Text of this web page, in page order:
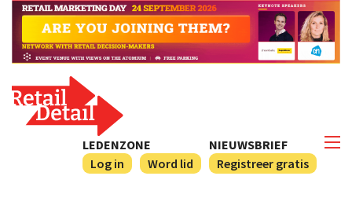
NIEUWSBRIEF
Registreer gratis
LEDENZONE
Log in
Word lid